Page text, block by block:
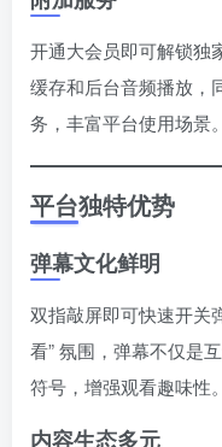
开通大会员即可解锁独
缓存和后台音频播放，
务，丰富平台使用场景。
平台独特优势
弹幕文化鲜明
双指敲屏即可快速开关
看” 氛围，弹幕不仅是
符号，增强观看趣味性。
内容生态多元